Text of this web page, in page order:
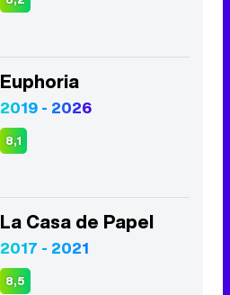
Euphoria
2019 - 2026
8,1
La Casa de Papel
2017 - 2021
8,5